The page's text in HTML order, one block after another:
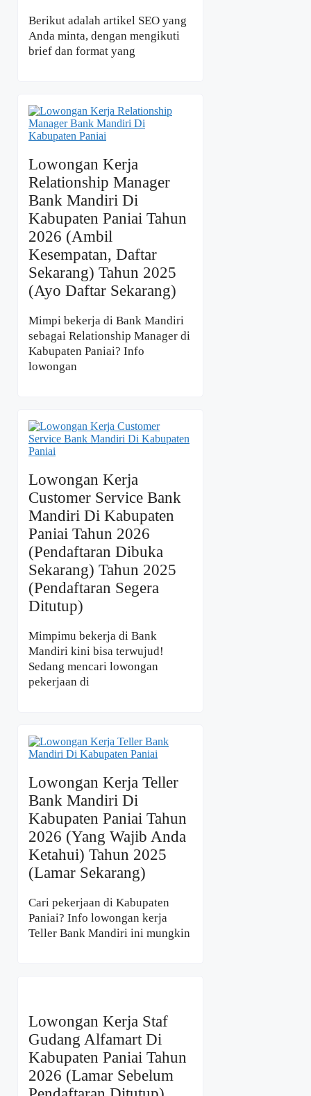
Berikut adalah artikel SEO yang
Anda minta, dengan mengikuti
brief dan format yang
Lowongan Kerja
Relationship Manager
Bank Mandiri Di
Kabupaten Paniai Tahun
2026 (Ambil
Kesempatan, Daftar
Sekarang) Tahun 2025
(Ayo Daftar Sekarang)
Mimpi bekerja di Bank Mandiri
sebagai Relationship Manager di
Kabupaten Paniai? Info
lowongan
Lowongan Kerja
Customer Service Bank
Mandiri Di Kabupaten
Paniai Tahun 2026
(Pendaftaran Dibuka
Sekarang) Tahun 2025
(Pendaftaran Segera
Ditutup)
Mimpimu bekerja di Bank
Mandiri kini bisa terwujud!
Sedang mencari lowongan
pekerjaan di
Lowongan Kerja Teller
Bank Mandiri Di
Kabupaten Paniai Tahun
2026 (Yang Wajib Anda
Ketahui) Tahun 2025
(Lamar Sekarang)
Cari pekerjaan di Kabupaten
Paniai? Info lowongan kerja
Teller Bank Mandiri ini mungkin
Lowongan Kerja Staf
Gudang Alfamart Di
Kabupaten Paniai Tahun
2026 (Lamar Sebelum